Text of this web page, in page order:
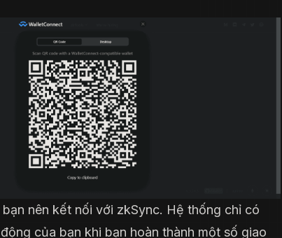
nên kết nối với zkSync. Hệ thống chỉ có
của bạn khi bạn hoàn thành một số giao